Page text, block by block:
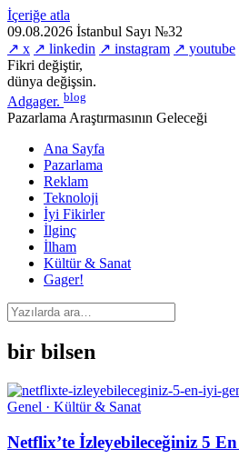
İçeriğe atla
09.08.2026 İstanbul Sayı №32
↗ x ↗ linkedin ↗ instagram ↗ youtube
Fikri değiştir,
dünya değişsin.
Adgager. blog
Pazarlama Araştırmasının Geleceği
Ana Sayfa
Pazarlama
Reklam
Teknoloji
İyi Fikirler
İlginç
İlham
Kültür & Sanat
Gager!
bir bilsen
Genel · Kültür & Sanat
Netflix’te İzleyebileceğiniz 5